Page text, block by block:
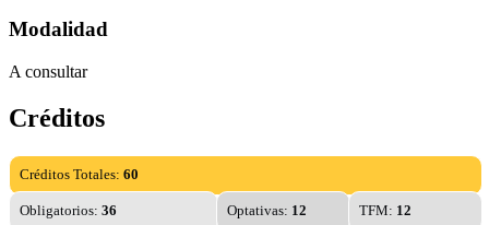
Modalidad
A consultar
Créditos
Créditos Totales: 60
Obligatorios: 36 Optativas: 12 TFM: 12